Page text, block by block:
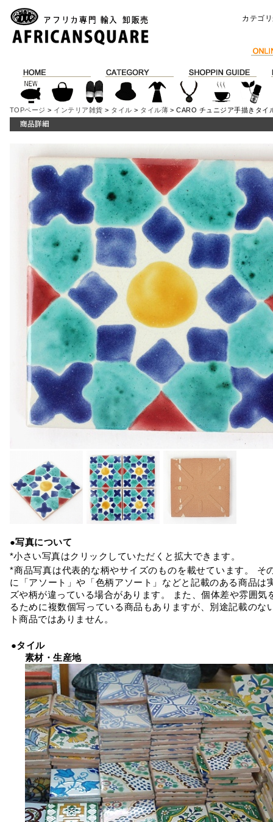
カテゴ
TOPページ > インテリア雑貨 > タイル > タイル薄 > CARO チュニジア手描きタイ
●写真について
*小さい写真はクリックしていただくと拡大できます。
*商品写真は代表的な柄やサイズのものを載せています。 そ
に「アソート」や「色柄アソート」などと記載のある商品は
ズや柄が違っている場合があります。 また、個体差や雰囲気
るために複数個写っている商品もありますが、別途記載のな
ト商品ではありません。
●タイル
素材・生産地